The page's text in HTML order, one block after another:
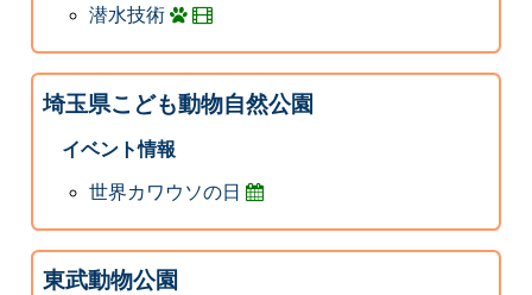
潜水技術
埼玉県こども動物自然公園
イベント情報
世界カワウソの日
東武動物公園